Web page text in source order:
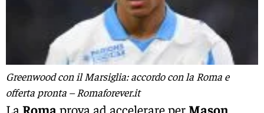
Greenwood con il Marsiglia: accordo con la Roma e
offerta pronta – Romaforever.it
La Romaprova ad accelerare per Mason